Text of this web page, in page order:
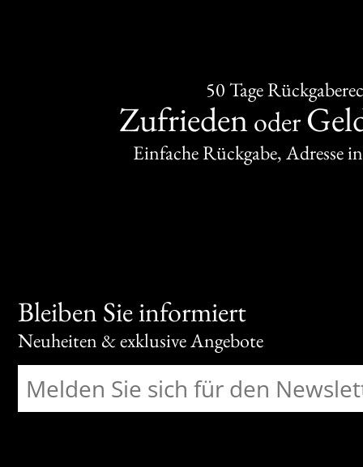
50 Tage
Zufrieden oder
Einfache Rückgabe, Adresse
Bleiben Sie informiert
Neuheiten & exklusive Angebote